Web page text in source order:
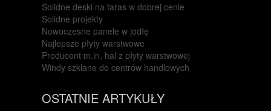
Solidne deski na taras w dobrej cenie
Solidne projekty
Nowoczesne panele w jodłę
Najlepsze płyty warstwowe
Producent m.in. hal z płyty warstwowej
Windy szklane do centrów handlowych
OSTATNIE ARTYKUŁY